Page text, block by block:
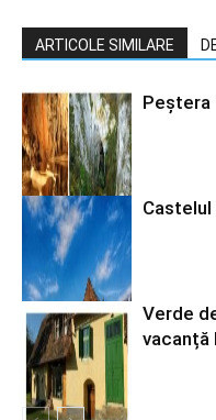
ARTICOLE SIMILARE
Peștera
Castelul
Verde
vacanță